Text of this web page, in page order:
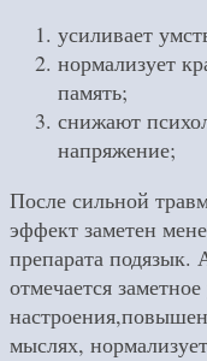
усиливает
нормализует
память;
снижают
напряжение;
После сильной
эффект заметен
препарата подязык.
отмечается
мыслях,